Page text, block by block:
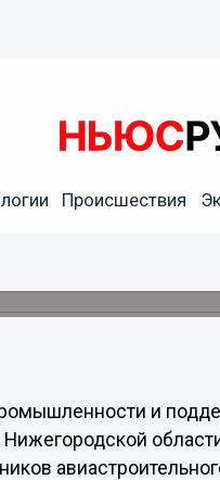
Происшествия
и